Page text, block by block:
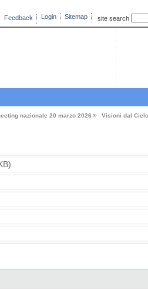
site search
Login Sitemap
Feedback
nazionale 20 marzo 2026 Visioni dal